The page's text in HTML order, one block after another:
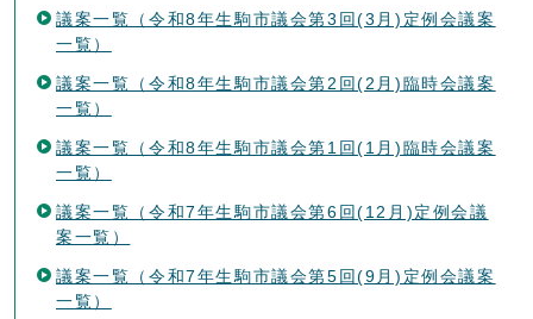
議案一覧（令和8年生駒市議会第3回(3月)定例会議案
一覧）
議案一覧（令和8年生駒市議会第2回(2月)臨時会議案
一覧）
議案一覧（令和8年生駒市議会第1回(1月)臨時会議案
一覧）
議案一覧（令和7年生駒市議会第6回(12月)定例会議
案一覧）
議案一覧（令和7年生駒市議会第5回(9月)定例会議案
一覧）